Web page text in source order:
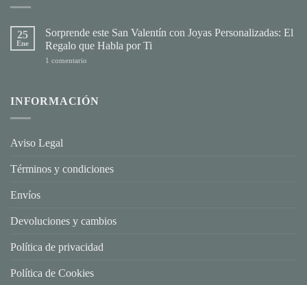
25
Ene
Sorprende este San Valentín con Joyas Personalizadas: El
Regalo que Habla por Ti
1 comentario
Valentín
con
por
INFORMACIÓN
Aviso Legal
Términos y condiciones
Envíos
Devoluciones y cambios
Política de privacidad
Política de Cookies